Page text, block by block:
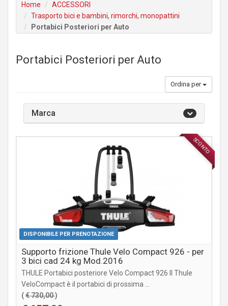
Home
ACCESSORI
Trasporto bici e bambini, rimorchi, monopattini
Portabici Posteriori per Auto
Portabici Posteriori per Auto
Ordina per
Marca
SCONTO
DISPONIBILE PER PRENOTAZIONE
ACCESSORI
Supporto frizione Thule Velo Compact 926 - per
3 bici cad 24 kg Mod.2016
THULE Portabici posteriore Velo Compact 926 Il Thule
VeloCompact è il portabici di prossima ...
(€ 730,00)